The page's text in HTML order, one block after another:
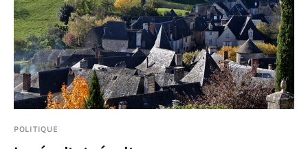
POLITIQUE